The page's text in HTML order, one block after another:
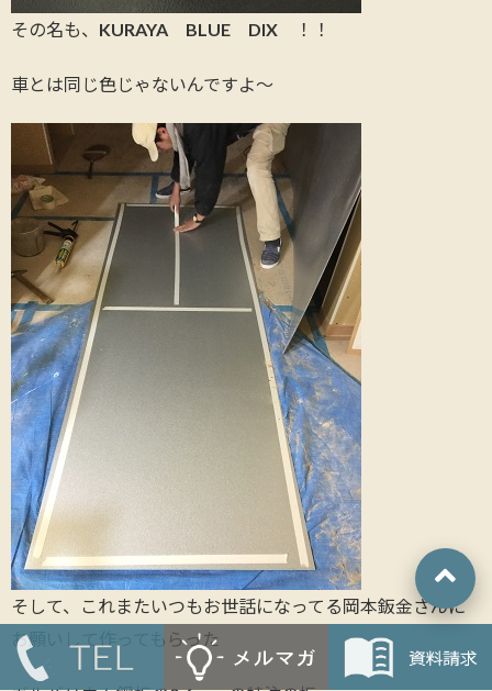
その名も、KURAYA BLUE DIX ！！
車とは同じ色じゃないんですよ～
そして、これまたいつもお世話になってる岡本鈑金さんに
お願いして作ってもらった